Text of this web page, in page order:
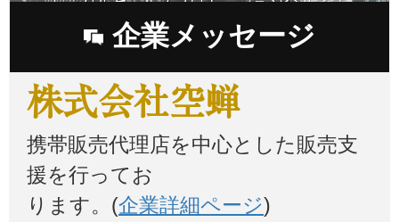
企業メッセージ
株式会社空蝉
携帯販売代理店を中心とした販売支
援を行ってお
ります。(企業詳細ページ)